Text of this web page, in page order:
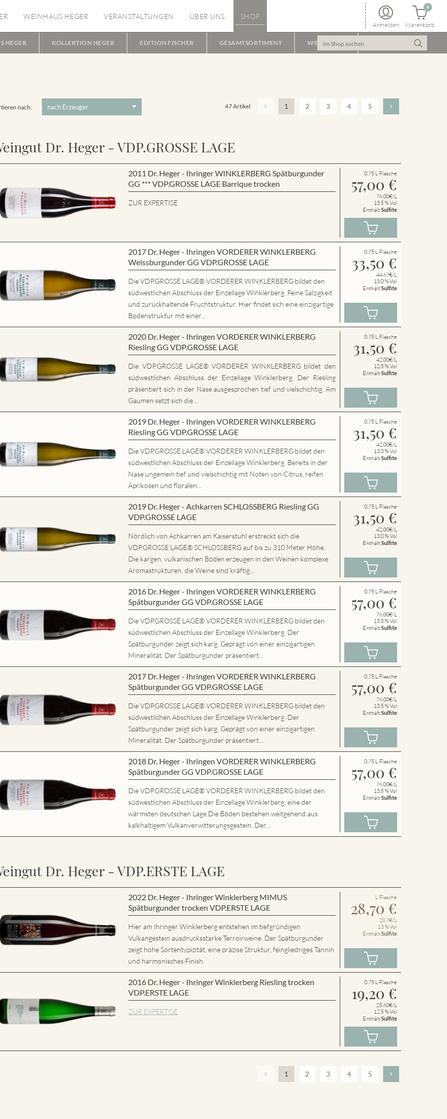
WEINHAUS HEGER VERANSTALTUNGEN ÜBER UNS SHOP
Anmelden Warenkorb
0
HEGER KOLLEKTION HEGER EDITION FISCHER GESAMTSORTIMENT WEINPAKET
nach: 47 Artikel 1 2 3 4 5
Dr. Heger - VDP.GROSSE LAGE
2011 Dr. Heger - Ihringer WINKLERBERG Spätburgunder
GG *** VDP.GROSSE LAGE Barrique trocken
ZUR EXPERTISE
0.75 L Flasche
57,00 €
76.00€/L
13.5 % Vol
EnthältSulfite
2017 Dr. Heger - Ihringen VORDERER WINKLERBERG
Weissburgunder GG VDP.GROSSE LAGE
Die VDP.GROSSE LAGE® VORDERER WINKLERBERG bildet den
südwestlichen Abschluss der Einzellage Winklerberg. Feine Salzigkeit
und zurückhaltende Fruchtstruktur. Hier findet sich eine einzigartige
Bodenstruktur mit einer...
0.75 L Flasche
33,50 €
44.67€/L
13.0 % Vol
EnthältSulfite
2020 Dr. Heger - Ihringen VORDERER WINKLERBERG
Riesling GG VDP.GROSSE LAGE
Die VDP.GROSSE LAGE® VORDERER WINKLERBERG bildet den
südwestlichen Abschluss der Einzellage Winklerberg. Der Riesling
präsentiert sich in der Nase ausgesprochen tief und vielschichtig. Am
Gaumen setzt sich die...
0.75 L Flasche
31,50 €
42.00€/L
12.5 % Vol
EnthältSulfite
2019 Dr. Heger - Ihringen VORDERER WINKLERBERG
Riesling GG VDP.GROSSE LAGE
Die VDP.GROSSE LAGE® VORDERER WINKLERBERG bildet den
südwestlichen Abschluss der Einzellage Winklerberg. Bereits in der
Nase ungemein tief und vielschichtig mit Noten von Citrus, reifen
Aprikosen und floralen...
0.75 L Flasche
31,50 €
42.00€/L
13.0 % Vol
EnthältSulfite
2019 Dr. Heger - Achkarren SCHLOSSBERG Riesling GG
VDP.GROSSE LAGE
Nördlich von Achkarren am Kaiserstuhl erstreckt sich die
VDP.GROSSE LAGE® SCHLOSSBERG auf bis zu 310 Meter Höhe.
Die kargen, vulkanischen Böden erzeugen in den Weinen komplexe
Aromastrukturen, die Weine sind kräftig...
0.75 L Flasche
31,50 €
42.00€/L
13.0 % Vol
EnthältSulfite
2016 Dr. Heger - Ihringen VORDERER WINKLERBERG
Spätburgunder GG VDP.GROSSE LAGE
Die VDP.GROSSE LAGE® VORDERER WINKLERBERG bildet den
südwestlichen Abschluss der Einzellage Winklerberg. Der
Spätburgunder zeigt sich karg. Geprägt von einer einzigartigen
Mineralität. Der Spätburgunder präsentiert...
0.75 L Flasche
57,00 €
76.00€/L
13.5 % Vol
EnthältSulfite
2017 Dr. Heger - Ihringen VORDERER WINKLERBERG
Spätburgunder GG VDP.GROSSE LAGE
Die VDP.GROSSE LAGE® VORDERER WINKLERBERG bildet den
südwestlichen Abschluss der Einzellage Winklerberg. Der
Spätburgunder zeigt sich karg. Geprägt von einer einzigartigen
Mineralität. Der Spätburgunder präsentiert...
0.75 L Flasche
57,00 €
76.00€/L
13.5 % Vol
EnthältSulfite
2018 Dr. Heger - Ihringen VORDERER WINKLERBERG
Spätburgunder GG VDP.GROSSE LAGE
Die VDP.GROSSE LAGE® VORDERER WINKLERBERG bildet den
südwestlichen Abschluss der Einzellage Winklerberg, eine der
wärmsten deutschen Lage.Die Böden bestehen weitgehend aus
kalkhaltigem Vulkanverwitterungsgestein. Der...
0.75 L Flasche
57,00 €
76.00€/L
13.5 % Vol
EnthältSulfite
Dr. Heger - VDP.ERSTE LAGE
2022 Dr. Heger - Ihringer Winklerberg MIMUS
Spätburgunder trocken VDP.ERSTE LAGE
Hier am Ihringer Winklerberg entstehen im tiefgründigen
Vulkangestein ausdrucksstarke Terroirweine. Der Spätburgunder
zeigt hohe Sortentypizität, eine präzise Struktur, feingliedriges Tannin
und harmonisches Finish.
L Flasche
28,70 €
28.7€/L
13 % Vol
EnthältSulfite
2016 Dr. Heger - Ihringer Winklerberg Riesling trocken
VDP.ERSTE LAGE
ZUR EXPERTISE
0.75 L Flasche
19,20 €
25.60€/L
12.5 % Vol
EnthältSulfite
1 2 3 4 5